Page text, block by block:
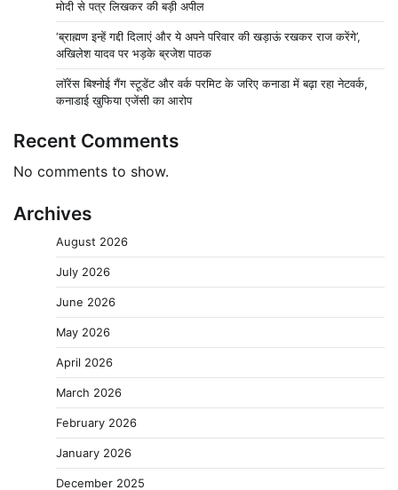
मोदी से पत्र लिखकर की बड़ी अपील
‘ब्राह्मण इन्हें गद्दी दिलाएं और ये अपने परिवार की खड़ाऊं रखकर राज करेंगे’,
अखिलेश यादव पर भड़के ब्रजेश पाठक
लॉरेंस बिश्नोई गैंग स्टूडेंट और वर्क परमिट के जरिए कनाडा में बढ़ा रहा नेटवर्क,
कनाडाई खुफिया एजेंसी का आरोप
Recent Comments
No comments to show.
Archives
August 2026
July 2026
June 2026
May 2026
April 2026
March 2026
February 2026
January 2026
December 2025